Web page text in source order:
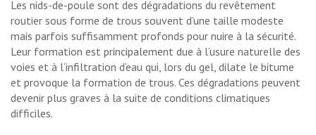
Les nids-de-poule sont des dégradations du revêtement
routier sous forme de trous souvent d’une taille modeste
mais parfois suffisamment profonds pour nuire à la sécurité.
Leur formation est principalement due à l’usure naturelle des
voies et à l’infiltration d’eau qui, lors du gel, dilate le bitume
et provoque la formation de trous. Ces dégradations peuvent
devenir plus graves à la suite de conditions climatiques
difficiles.